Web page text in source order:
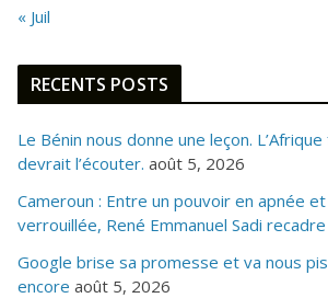
« Juil
RECENTS POSTS
Le Bénin nous donne une leçon.
devrait l’écouter. août 5, 2026
Cameroun : Entre un pouvoir en apnée
verrouillée, René Emmanuel Sadi
Google brise sa promesse et va nous
encore août 5, 2026